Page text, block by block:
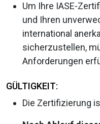
Um Ihre IASE-
und Ihren
international
sicherzustellen,
Anforderungen
GÜLTIGKEIT:
Die Zertifizierung